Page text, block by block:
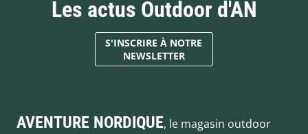
Les actus Outdoor d'AN
S'INSCRIRE À NOTRE
NEWSLETTER
AVENTURE NORDIQUE, le magasin outdoor